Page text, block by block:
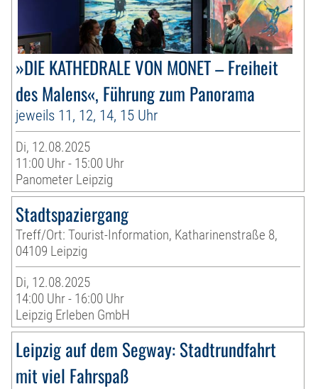
»DIE KATHEDRALE VON MONET – Freiheit
des Malens«, Führung zum Panorama
jeweils 11, 12, 14, 15 Uhr
Di, 12.08.2025
11:00 Uhr - 15:00 Uhr
Panometer Leipzig
Stadtspaziergang
Treff/Ort: Tourist-Information, Katharinenstraße 8,
04109 Leipzig
Di, 12.08.2025
14:00 Uhr - 16:00 Uhr
Leipzig Erleben GmbH
Leipzig auf dem Segway: Stadtrundfahrt
mit viel Fahrspaß